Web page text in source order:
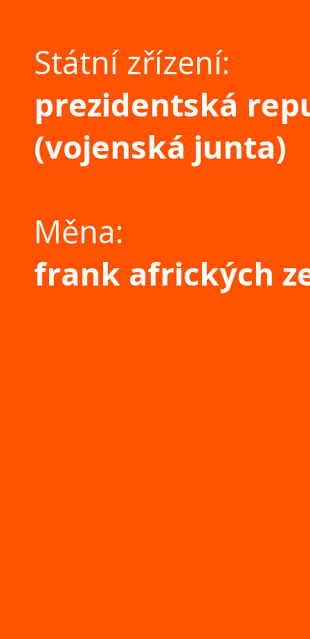
Státní zřízení:
prezidentská
(vojenská junta)
Měna:
frank afrických